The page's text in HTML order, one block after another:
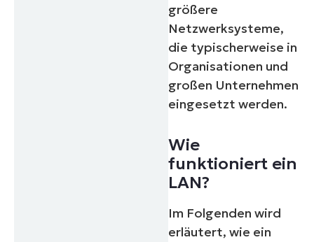
größere
Netzwerksysteme,
die typischerweise in
Organisationen und
großen Unternehmen
eingesetzt werden.
Wie
funktioniert ein
LAN?
Im Folgenden wird
erläutert, wie ein